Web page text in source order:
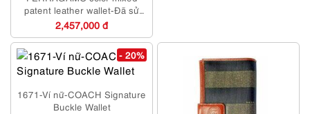
patent leather wallet-Đã sử
dụng
2,457,000 đ
- 20%
1671-Ví nữ-COACH Signature
Buckle Wallet